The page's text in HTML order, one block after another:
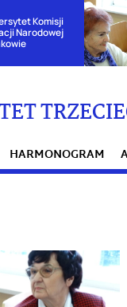
Komisji
Narodowej
HARMONOGRAM